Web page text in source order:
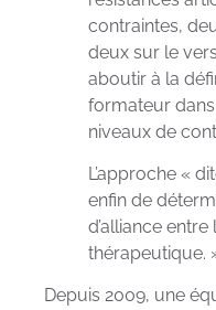
contraintes,
deux sur le
aboutir à la
formateur
niveaux de
L’approche «
enfin de
d’alliance
thérapeutique.
Depuis 2009, une